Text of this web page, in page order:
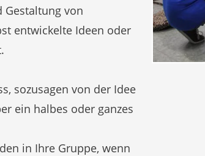
von
entwickelte Ideen oder
sozusagen von der Idee
ein halbes oder ganzes
in Ihre Gruppe, wenn